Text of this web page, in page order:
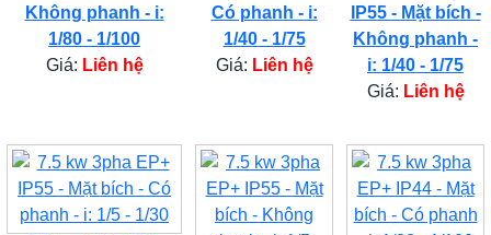
Không phanh - i:
1/80 - 1/100
Giá: Liên hệ
Có phanh - i:
1/40 - 1/75
Giá: Liên hệ
IP55 - Mặt bích -
Không phanh -
i: 1/40 - 1/75
Giá: Liên hệ